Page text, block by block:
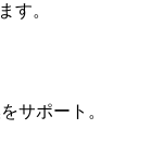
す。
サポート。